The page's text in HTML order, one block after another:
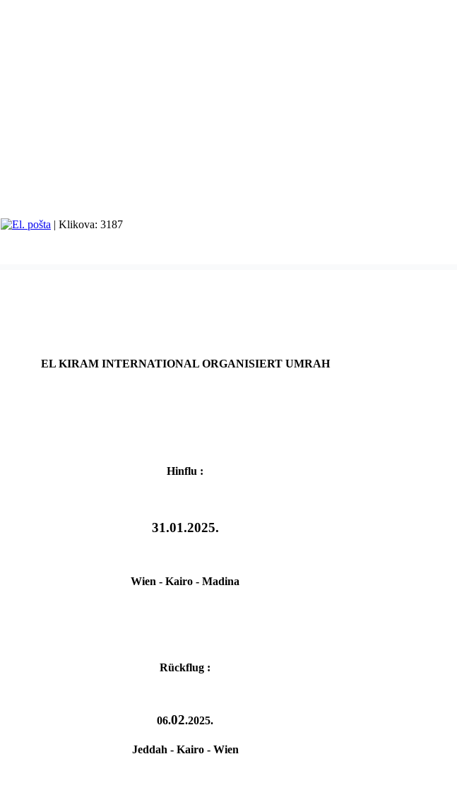
| Klikova: 3187
EL KIRAM INTERNATIONAL ORGANISIERT UMRAH
Hinflu :
31.01.2025.
Wien - Kairo - Madina
Rückflug :
06.02.2025.
Jeddah - Kairo -Wien